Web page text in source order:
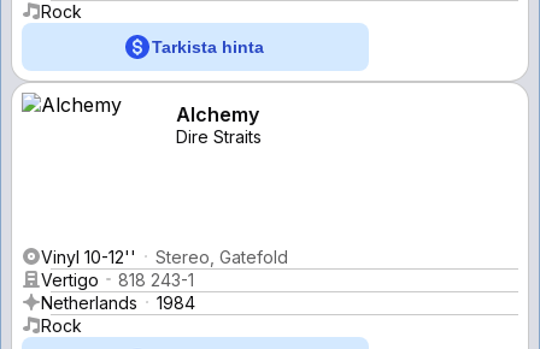
Rock
Tarkista hinta
Alchemy
Dire Straits
Vinyl 10-12''
Stereo, Gatefold
Vertigo
818 243-1
Netherlands
1984
Rock